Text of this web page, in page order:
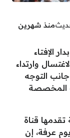
منذ شهرين
الإفتاء
وارتداء
جانب التوجه
المخصصة
قناة
عرفة، إن